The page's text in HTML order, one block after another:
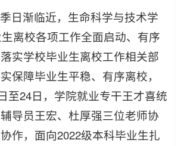
日渐临近，生命科学与技术学
离校各项工作全面启动、有序
实学校毕业生离校工作相关部
保障毕业生平稳、有序离校，
至24日，学院就业专干王才喜统
导员王宏、杜厚强三位老师协
作，面向2022级本科毕业生扎